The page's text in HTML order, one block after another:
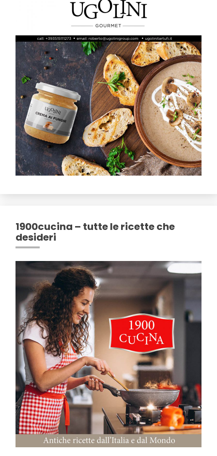
1900cucina – tutte le ricette che
desideri